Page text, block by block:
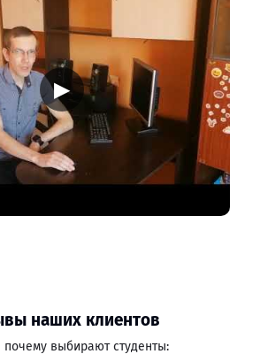
▶
наших клиентов
почему выбирают студенты: